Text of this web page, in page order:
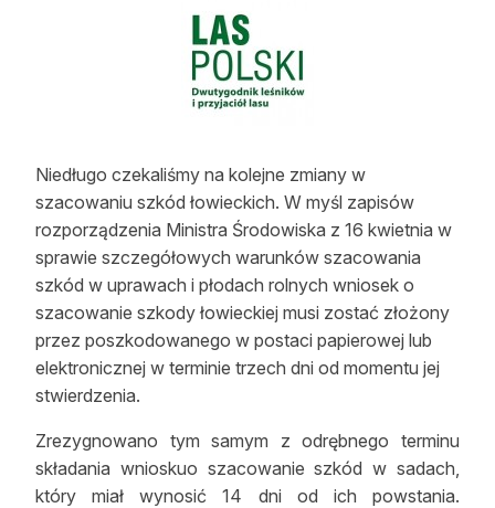
Z zagranicy
Edukacja
Lasy prywatne
O nas
100 lat „Lasu Polskiego”
Prenumerata
Reklama
Niedługo czekaliśmy na kolejne zmiany w
szacowaniu szkód łowieckich. W myśl zapisów
rozporządzenia Ministra Środowiska z 16 kwietnia w
sprawie szczegółowych warunków szacowania
szkód w uprawach i płodach rolnych wniosek o
szacowanie szkody łowieckiej musi zostać złożony
przez poszkodowanego w postaci papierowej lub
elektronicznej w terminie trzech dni od momentu jej
stwierdzenia.
Zrezygnowano tym samym z odrębnego terminu
składania wnioskuo szacowanie szkód w sadach,
który miał wynosić 14 dni od ich powstania.